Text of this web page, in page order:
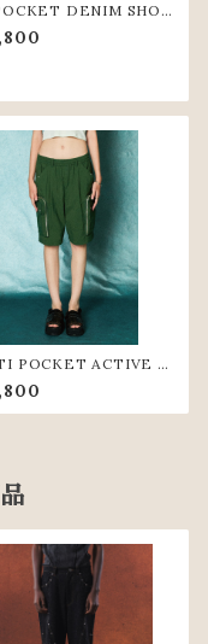
DENIM SHOR
（GRY）
POCKET ACTIVE S
PANTS(GRN)